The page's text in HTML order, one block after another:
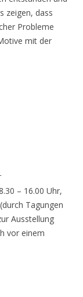
zeigen, dass
Probleme
mit der
– 16.00 Uhr,
Tagungen
Ausstellung
vor einem